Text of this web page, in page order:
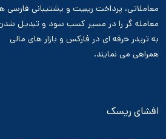
معاملاتی، پرداخت ریبیت و پشتیبانی فارسی
معامله گر را در مسیر کسب سود و تبدیل
به تریدر حرفه ای در فارکس و بازار های مالی
همراهی می نمایند.
افشای ریسک